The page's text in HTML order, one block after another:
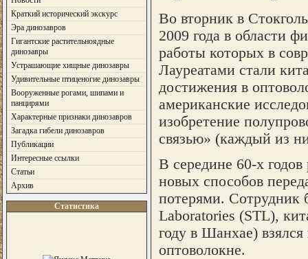
Краткий исторический экскурс
Эра динозавров
Гигантские растительноядные
динозавры
Устрашающие хищные динозавры
Удивительные птиценогие динозавры
Вооруженные рогами, шипами и
панцирями
Характерные признаки динозавров
Загадка гибели динозавров
Публикации
Интересные ссылки
Статьи
Архив
Статистика
Во вторник в
2009 года в области
работы которых в
Лауреатами стали
достижения в
американские
изобретение
связью» (каждый из
В середине 60-х
новых способов
потерями. Сотрудник
Laboratories (STL),
году в Шанхае) взялся
оптоволокне.